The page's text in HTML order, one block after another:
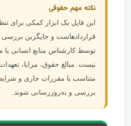
نکته مهم حقوقی
این فایل یک ابزار کمکی برای
قراردادهاست و جایگزین بررسی
توسط کارشناس منابع انسانی
نیست. مبالغ حقوق، مزایا،
متناسب با مقررات جاری و
بررسی و به‌روزرسانی شوند.